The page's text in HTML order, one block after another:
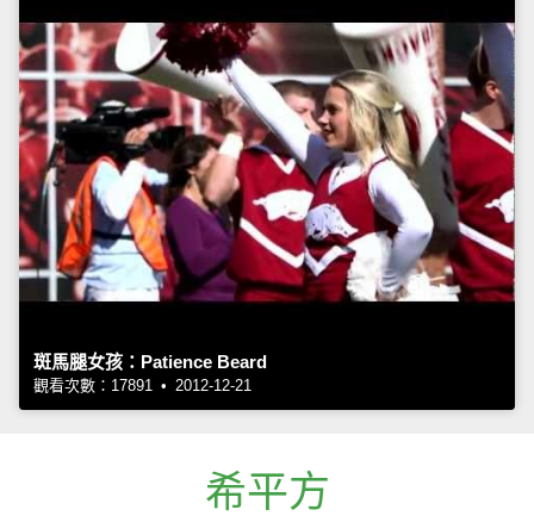
斑馬腿女孩：Patience Beard
觀看次數：17891 • 2012-12-21
希平方